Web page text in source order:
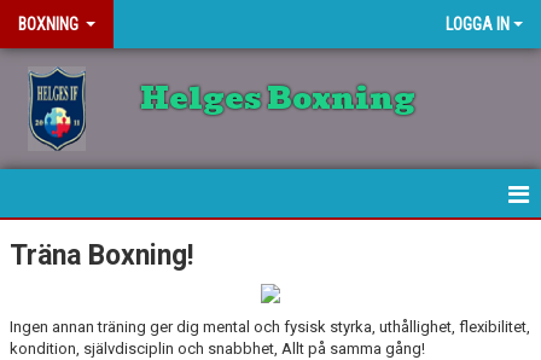
BOXNING LOGGA IN
Helges Boxning
HEM
KALENDER
Träna Boxning!
Ingen annan träning ger dig mental och fysisk styrka, uthållighet, flexibilitet,
kondition, självdisciplin och snabbhet, Allt på samma gång!